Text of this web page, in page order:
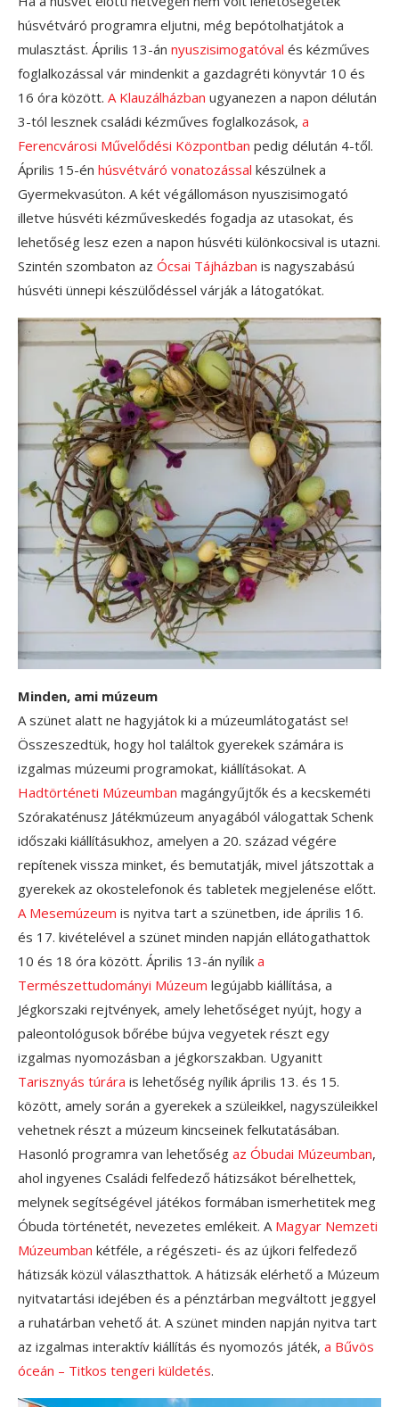
húsvétváró programra eljutni, még bepótolhatjátok a
mulasztást. Április 13-án nyuszisimogatóval és kézműves
foglalkozással vár mindenkit a gazdagréti könyvtár 10 és
16 óra között. A Klauzálházban ugyanezen a napon délután
3-tól lesznek családi kézműves foglalkozások, a
Ferencvárosi Művelődési Központban pedig délután 4-től.
Április 15-én húsvétváró vonatozással készülnek a
Gyermekvasúton. A két végállomáson nyuszisimogató
illetve húsvéti kézműveskedés fogadja az utasokat, és
lehetőség lesz ezen a napon húsvéti különkocsival is utazni.
Szintén szombaton az Ócsai Tájházban is nagyszabású
húsvéti ünnepi készülődéssel várják a látogatókat.
Minden, ami múzeum
A szünet alatt ne hagyjátok ki a múzeumlátogatást se!
Összeszedtük, hogy hol találtok gyerekek számára is
izgalmas múzeumi programokat, kiállításokat. A
Hadtörténeti Múzeumban magángyűjtők és a kecskeméti
Szórakaténusz Játékmúzeum anyagából válogattak Schenk
időszaki kiállításukhoz, amelyen a 20. század végére
repítenek vissza minket, és bemutatják, mivel játszottak a
gyerekek az okostelefonok és tabletek megjelenése előtt.
A Mesemúzeum is nyitva tart a szünetben, ide április 16.
és 17. kivételével a szünet minden napján ellátogathattok
10 és 18 óra között. Április 13-án nyílik a
Természettudományi Múzeum legújabb kiállítása, a
Jégkorszaki rejtvények, amely lehetőséget nyújt, hogy a
paleontológusok bőrébe bújva vegyetek részt egy
izgalmas nyomozásban a jégkorszakban. Ugyanitt
Tarisznyás túrára is lehetőség nyílik április 13. és 15.
között, amely során a gyerekek a szüleikkel, nagyszüleikkel
vehetnek részt a múzeum kincseinek felkutatásában.
Hasonló programra van lehetőség az Óbudai Múzeumban,
ahol ingyenes Családi felfedező hátizsákot bérelhettek,
melynek segítségével játékos formában ismerhetitek meg
Óbuda történetét, nevezetes emlékeit. A Magyar Nemzeti
Múzeumban kétféle, a régészeti- és az újkori felfedező
hátizsák közül választhattok. A hátizsák elérhető a Múzeum
nyitvatartási idejében és a pénztárban megváltott jeggyel
a ruhatárban vehető át. A szünet minden napján nyitva tart
az izgalmas interaktív kiállítás és nyomozós játék, a Bűvös
óceán – Titkos tengeri küldetés.